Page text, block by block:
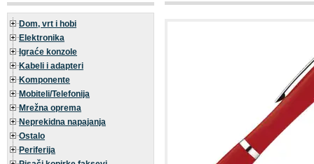
Dom, vrt i hobi
Elektronika
Igraće konzole
Kabeli i adapteri
Komponente
Mobiteli/Telefonija
Mrežna oprema
Neprekidna napajanja
Ostalo
Periferija